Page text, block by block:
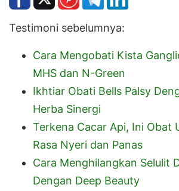
Testimoni sebelumnya:
Cara Mengobati Kista
MHS dan N-Green
Ikhtiar Obati Bells Palsy
Herba Sinergi
Terkena Cacar Api, Ini Obat
Rasa Nyeri dan Panas
Cara Menghilangkan Selulit
Dengan Deep Beauty